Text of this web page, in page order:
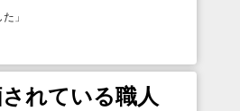
た 」
れている職人